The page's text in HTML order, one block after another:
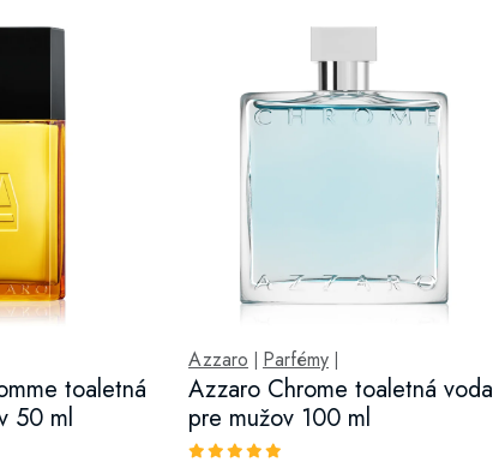
toaletná
50 ml
Azzaro Parfémy|
Azzaro Chrome toaletná voda
pre mužov 100 ml